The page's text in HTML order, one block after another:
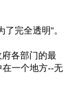
完全透明”。
各部门的最
一个地方--无